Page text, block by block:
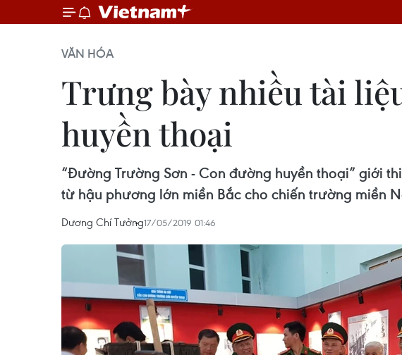
VĂN HÓA
Trưng bày nhiều tài
huyền thoại
“Đường Trường Sơn - Con đường huyền thoại” giới
từ hậu phương lớn miền Bắc cho chiến trường miền
Dương Chí Tưởng17/05/2019 01:46